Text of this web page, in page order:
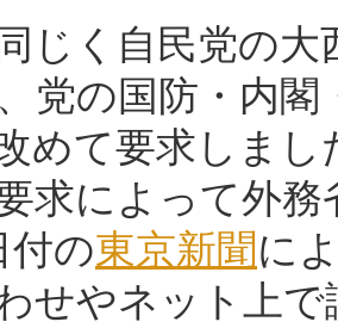
じく自民党の大
党の国防・内
改めて要求しま
求によって外
付の東京新聞に
せやネット上